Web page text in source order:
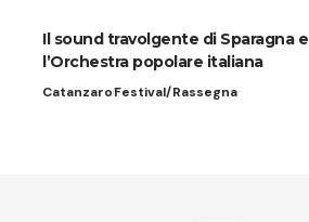
Il sound travolgente di Sparagna e
l’Orchestra popolare italiana
CatanzaroFestival/Rassegna